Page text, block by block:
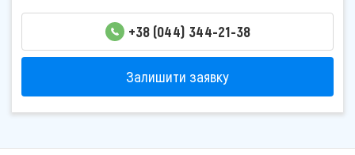
+38 (044) 344-21-38
Залишити заявку